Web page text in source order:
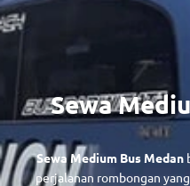
Sewa
Sewa Medium Bus Medan
perjalanan rombongan